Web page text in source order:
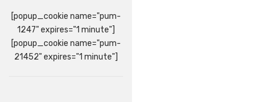
[popup_cookie name="pum-
1247" expires="1 minute"]
[popup_cookie name="pum-
21452" expires="1 minute"]